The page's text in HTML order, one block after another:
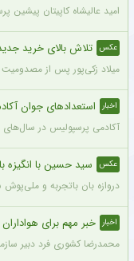
امید عالیشاه کاپیتان
عکس تلاش بالای خرید
میلاد زکی‌پور پس از
اخبار استعدادهای جوان
آکادمی پرسپولیس در سال‌های
عکس سید حسین با انگیزه
دروازه بان باتجربه و
اخبار خبر مهم برای
محمدرضا کشوری فرد دبیر